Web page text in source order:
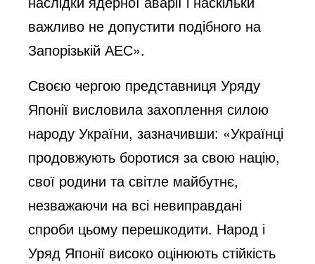
важливо не допустити подібного на
Запорізькій АЕС».
Своєю чергою представниця Уряду
Японії висловила захоплення силою
народу України, зазначивши: «Українці
продовжують боротися за свою націю,
свої родини та світле майбутнє,
незважаючи на всі невиправдані
спроби цьому перешкодити. Народ і
Уряд Японії високо оцінюють стійкість